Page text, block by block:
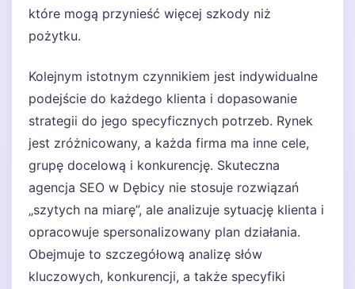
które mogą przynieść więcej szkody niż
pożytku.
Kolejnym istotnym czynnikiem jest indywidualne
podejście do każdego klienta i dopasowanie
strategii do jego specyficznych potrzeb. Rynek
jest zróżnicowany, a każda firma ma inne cele,
grupę docelową i konkurencję. Skuteczna
agencja SEO w Dębicy nie stosuje rozwiązań
„szytych na miarę”, ale analizuje sytuację klienta i
opracowuje spersonalizowany plan działania.
Obejmuje to szczegółową analizę słów
kluczowych, konkurencji, a także specyfiki